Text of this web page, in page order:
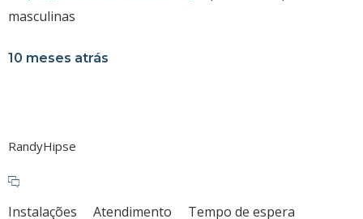
masculinas
10 meses atrás
RandyHipse
Instalações Atendimento Tempo de espera